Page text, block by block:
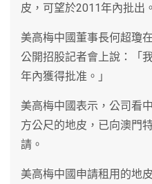
皮，可望於2011年內批出。
美高梅中國董事長何超瓊
公開招股記者會上說：「
年內獲得批准。」
美高梅中國表示，公司看
方公尺的地皮，已向澳門
請。
美高梅中國申請租用的地